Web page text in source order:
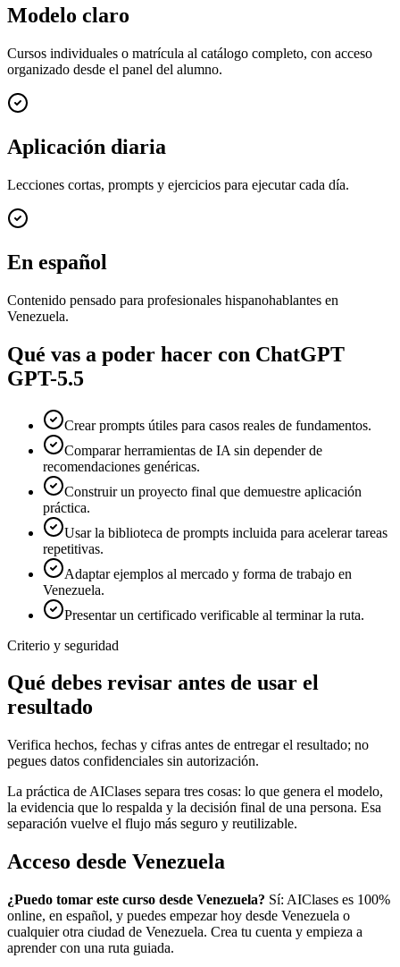
Modelo claro
Cursos individuales o matrícula al catálogo completo, con acceso
organizado desde el panel del alumno.
Aplicación diaria
Lecciones cortas, prompts y ejercicios para ejecutar cada día.
En español
Contenido pensado para profesionales hispanohablantes en
Venezuela.
Qué vas a poder hacer con ChatGPT
GPT-5.5
Crear prompts útiles para casos reales de fundamentos.
Comparar herramientas de IA sin depender de
recomendaciones genéricas.
Construir un proyecto final que demuestre aplicación
práctica.
Usar la biblioteca de prompts incluida para acelerar tareas
repetitivas.
Adaptar ejemplos al mercado y forma de trabajo en
Venezuela.
Presentar un certificado verificable al terminar la ruta.
Criterio y seguridad
Qué debes revisar antes de usar el
resultado
Verifica hechos, fechas y cifras antes de entregar el resultado; no
pegues datos confidenciales sin autorización.
La práctica de AIClases separa tres cosas: lo que genera el modelo,
la evidencia que lo respalda y la decisión final de una persona. Esa
separación vuelve el flujo más seguro y reutilizable.
Acceso desde Venezuela
¿Puedo tomar este curso desde Venezuela? Sí: AIClases es 100%
online, en español, y puedes empezar hoy desde Venezuela o
cualquier otra ciudad de Venezuela. Crea tu cuenta y empieza a
aprender con una ruta guiada.